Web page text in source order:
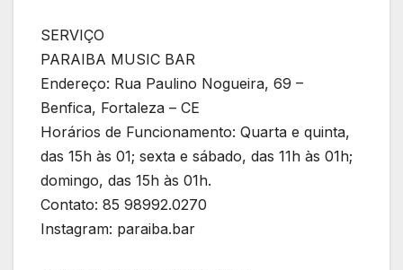
SERVIÇO
PARAIBA MUSIC BAR
Endereço: Rua Paulino Nogueira, 69 –
Benfica, Fortaleza – CE
Horários de Funcionamento: Quarta e quinta,
das 15h às 01; sexta e sábado, das 11h às 01h;
domingo, das 15h às 01h.
Contato: 85 98992.0270
Instagram: paraiba.bar